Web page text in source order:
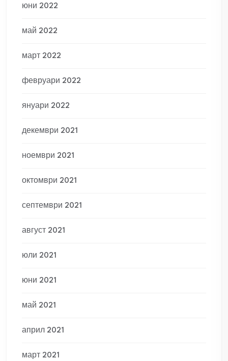
юни 2022
май 2022
март 2022
февруари 2022
януари 2022
декември 2021
ноември 2021
октомври 2021
септември 2021
август 2021
юли 2021
юни 2021
май 2021
април 2021
март 2021